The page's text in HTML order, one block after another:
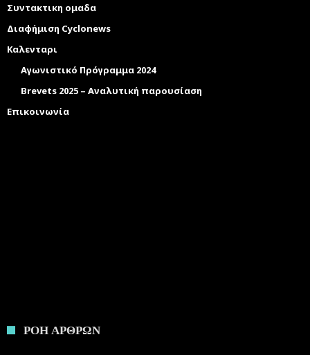
Συντακτικη ομαδα
Διαφήμιση Cyclonews
Καλενταρι
Αγωνιστικό Πρόγραμμα 2024
Brevets 2025 – Αναλυτική παρουσίαση
Επικοινωνία
ΡΟΗ ΑΡΘΡΩΝ